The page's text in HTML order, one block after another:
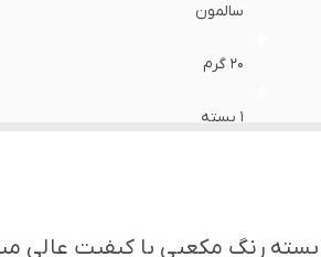
سالمون
۲۰ گرم
۱ بسته
رنگ مکعبی با کیفیت عالی